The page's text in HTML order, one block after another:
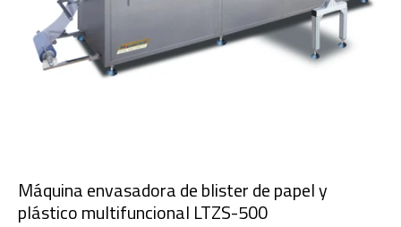
Máquina envasadora de blister de papel y
plástico multifuncional LTZS-500